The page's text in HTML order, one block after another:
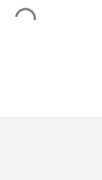
ECOPOTS鉢皿
elho鉢